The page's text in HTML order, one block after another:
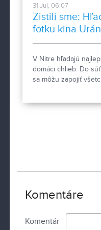
31.Jul, 06:07
Zistili sme:
fotku kina
Naj chlebík z
Nitry
V Nitre hľadajú
domáci chlieb. Do
sa môžu zapojiť všetci
Komentáre
Komentár